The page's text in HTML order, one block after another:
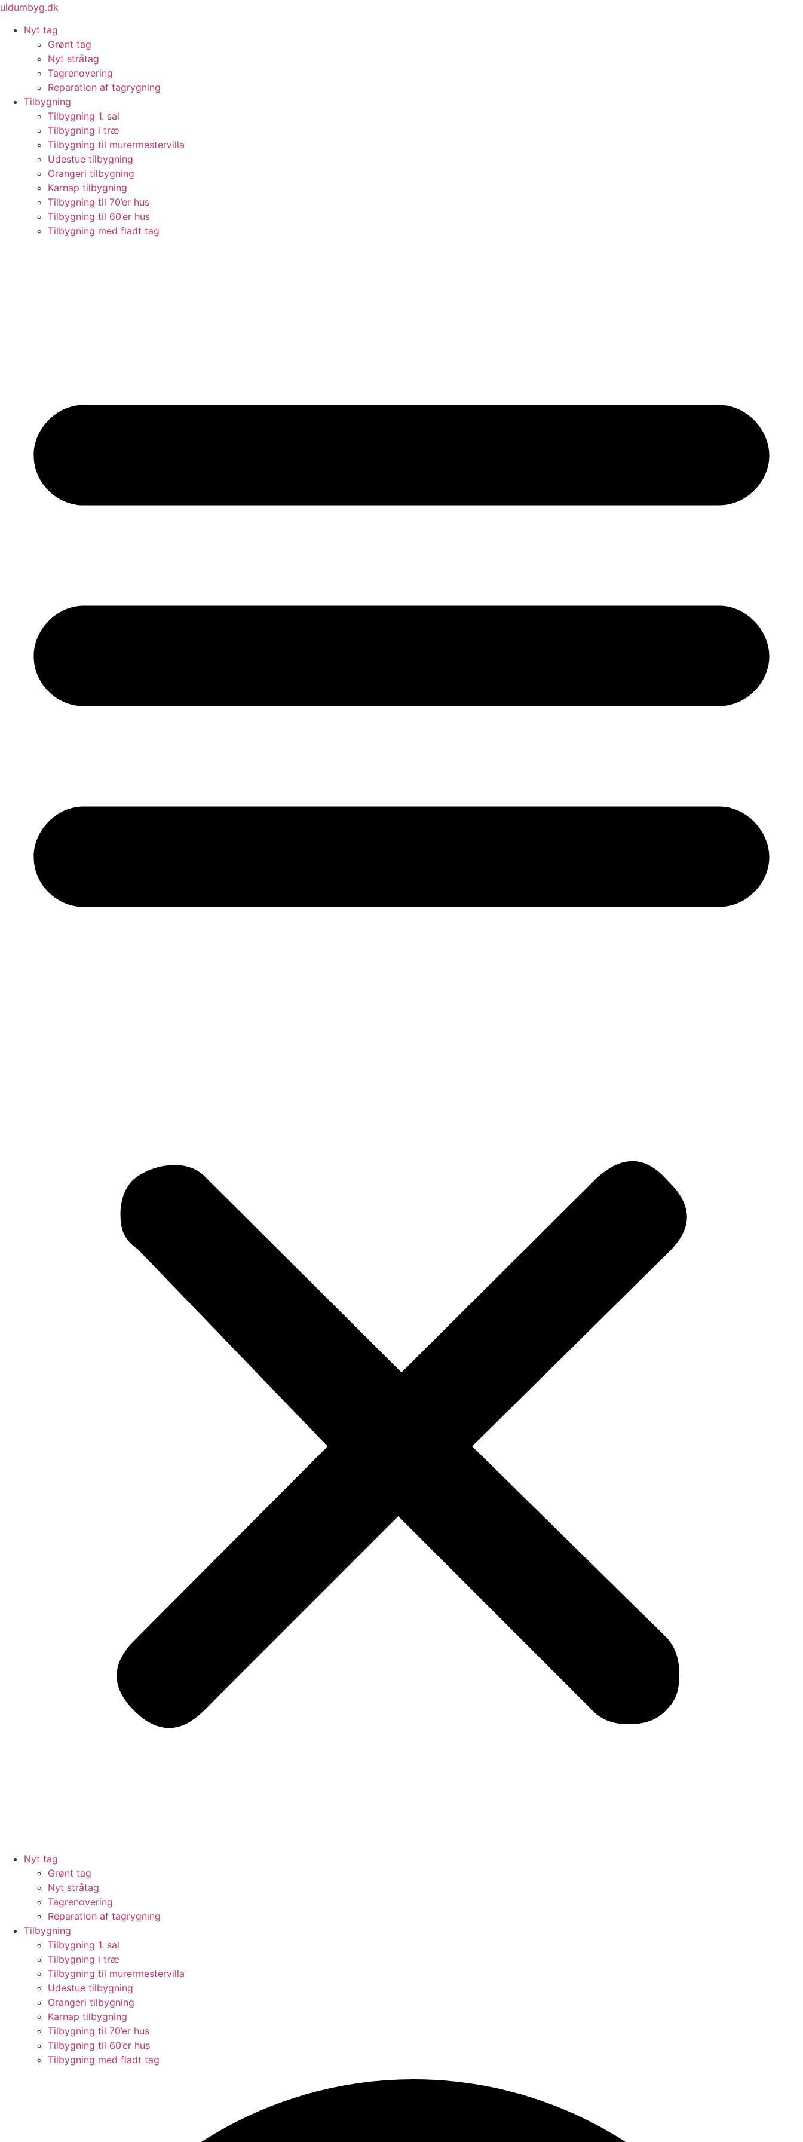
Videre
indhold
uldumbyg.dk
Nyt tag
Grønt tag
Nyt stråtag
Tagrenovering
Reparation af tagrygning
Tilbygning
Tilbygning 1. sal
Tilbygning i træ
Tilbygning til murermestervilla
Udestue tilbygning
Orangeri tilbygning
Karnap tilbygning
Tilbygning til 70’er hus
Tilbygning til 60’er hus
Tilbygning med fladt tag
Nyt tag
Grønt tag
Nyt stråtag
Tagrenovering
Reparation af tagrygning
Tilbygning
Tilbygning 1. sal
Tilbygning i træ
Tilbygning til murermestervilla
Udestue tilbygning
Orangeri tilbygning
Karnap tilbygning
Tilbygning til 70’er hus
Tilbygning til 60’er hus
Tilbygning med fladt tag